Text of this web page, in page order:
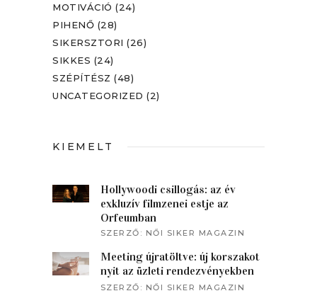
MOTIVÁCIÓ (24)
PIHENŐ (28)
SIKERSZTORI (26)
SIKKES (24)
SZÉPÍTÉSZ (48)
UNCATEGORIZED (2)
KIEMELT
Hollywoodi csillogás: az év
exkluzív filmzenei estje az
Orfeumban
SZERZŐ: NŐI SIKER MAGAZIN
Meeting újratöltve: új korszakot
nyit az üzleti rendezvényekben
SZERZŐ: NŐI SIKER MAGAZIN